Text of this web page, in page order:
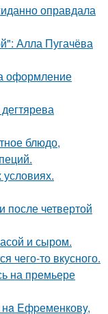
оправдала
Алла Пугачёва
оформление
блюдо,
четвертой
и сыром.
чего-то вкусного.
на премьере
нa Eфpеменковy,